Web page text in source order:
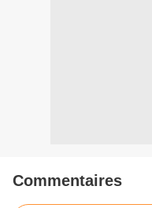
Commentaires